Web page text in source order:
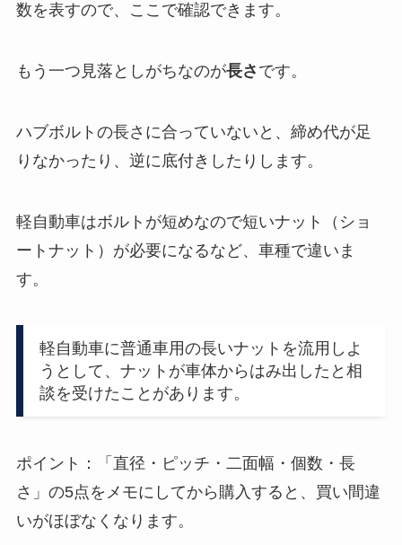
数を表すので、ここで確認できます。
もう一つ見落としがちなのが長さ です。
ハブボルトの長さに合っていないと、締め代が足
りなかったり、逆に底付きしたりします。
軽自動車はボルトが短めなので短いナット（ショ
ートナット）が必要になるなど、車種で違いま
す。
軽自動車に普通車用の長いナットを流用しよ
うとして、ナットが車体からはみ出したと相
談を受けたことがあります。
ポイント：「直径・ピッチ・二面幅・個数・長
さ」の5点をメモにしてから購入すると、買い間違
いがほぼなくなります。